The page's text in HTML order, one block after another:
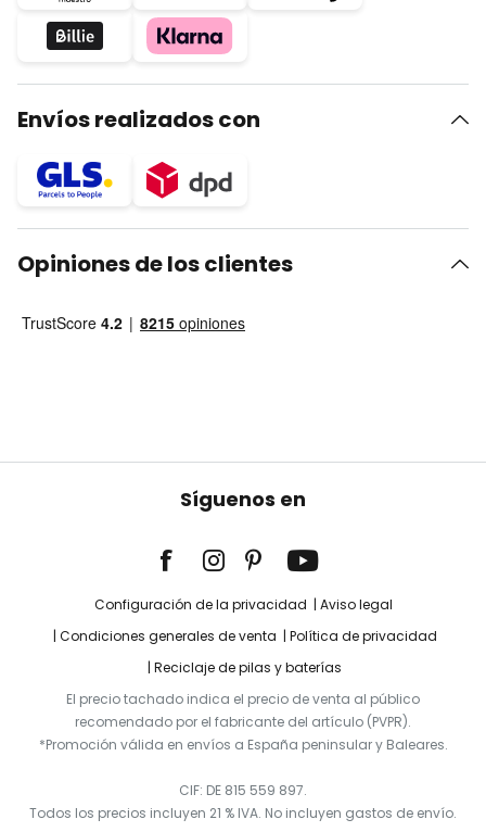
Envíos realizados con
Opiniones de los clientes
Síguenos en
Configuración de la privacidad
Aviso legal
Condiciones generales de venta
Política de privacidad
Reciclaje de pilas y baterías
El precio tachado indica el precio de venta al público
recomendado por el fabricante del artículo (PVPR).
*Promoción válida en envíos a España peninsular y Baleares.
CIF: DE 815 559 897.
Todos los precios incluyen 21 % IVA. No incluyen gastos de envío.